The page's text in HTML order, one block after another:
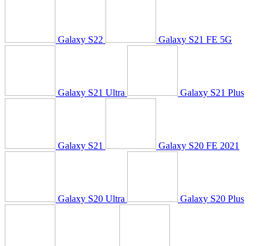
Galaxy S22 Galaxy S21 FE 5G
Galaxy S21 Ultra Galaxy S21 Plus
Galaxy S21 Galaxy S20 FE 2021
Galaxy S20 Ultra Galaxy S20 Plus